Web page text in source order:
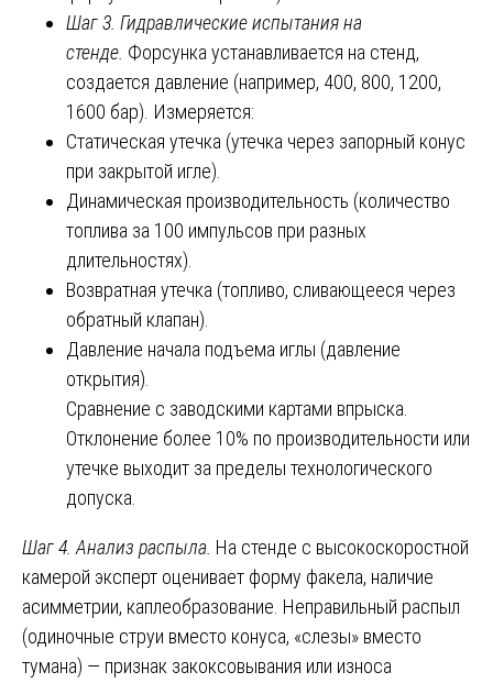
Шаг 3. Гидравлические испытания на
стенде. Форсунка устанавливается на стенд,
создается давление (например, 400, 800, 1200,
1600 бар). Измеряется:
Статическая утечка (утечка через запорный конус
при закрытой игле).
Динамическая производительность (количество
топлива за 100 импульсов при разных
длительностях).
Возвратная утечка (топливо, сливающееся через
обратный клапан).
Давление начала подъема иглы (давление
открытия).
Сравнение с заводскими картами впрыска.
Отклонение более 10% по производительности или
утечке выходит за пределы технологического
допуска.
Шаг 4. Анализ распыла. На стенде с высокоскоростной
камерой эксперт оценивает форму факела, наличие
асимметрии, каплеобразование. Неправильный распыл
(одиночные струи вместо конуса, «слезы» вместо
тумана) — признак закоксовывания или износа